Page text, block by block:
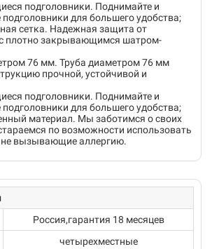
подголовники. Поднимайте и
подголовники для большего удобства;
сетка. Надежная защита от
плотно закрывающимся шатром-
76 мм. Труба диаметром 76 мм
прочной, устойчивой и
подголовники. Поднимайте и
подголовники для большего удобства;
материал. Мы заботимся о своих
по возможности использовать
вызывающие аллергию.
Россия,гарантия 18 месяцев
четырехместные